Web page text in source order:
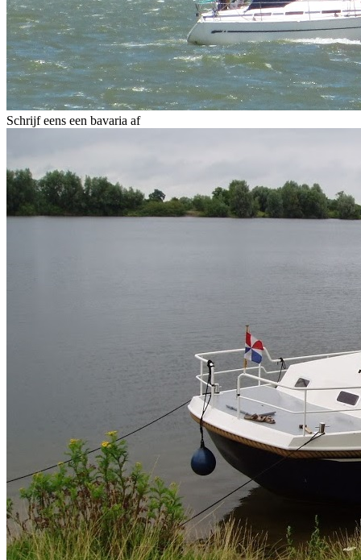
Schrijf eens een bavaria af